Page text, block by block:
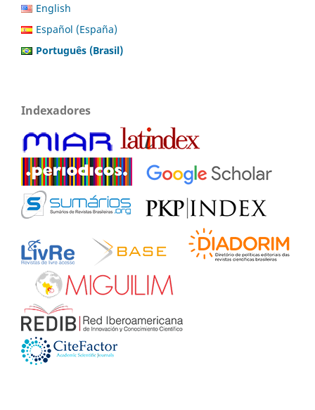
English
Español (España)
Português (Brasil)
Indexadores